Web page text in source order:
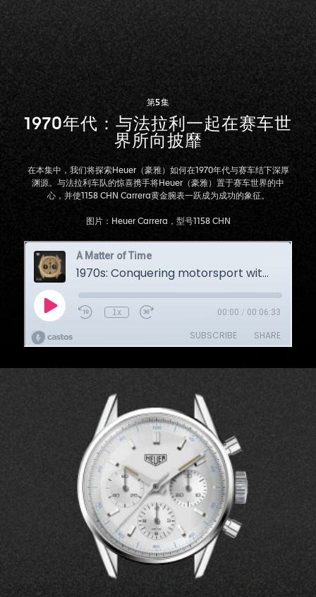
第5集
1970年代：与法拉利一起在赛车世
界所向披靡
在本集中，我们将探索Heuer（豪雅）如何在1970年代与赛车结下深厚
渊源。与法拉利车队的惊喜携手将Heuer（豪雅）置于赛车世界的中
心，并使1158 CHN Carrera黄金腕表一跃成为成功的象征。
图片：Heuer Carrera，型号1158 CHN